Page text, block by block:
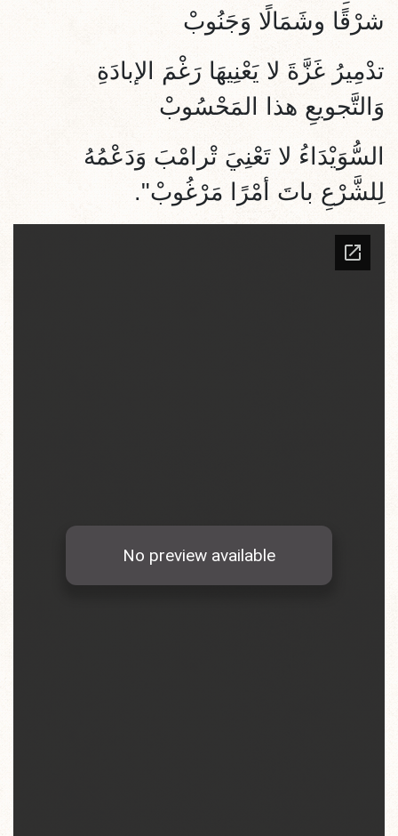
شرْقًا وشَمَالًا وَجَنُوبْ
تدْمِيرُ غَزَّةَ لا يَعْنِيهَا رَغْمَ الإبادَةِ
وَالتَّجويعِ هذا المَحْسُوبْ
السُّوَيْدَاءُ لا تَعْنِيَ تْرامْبَ وَدَعْمُهُ
لِلشَّرْعِ باتَ أمْرًا مَرْغُوبْ".